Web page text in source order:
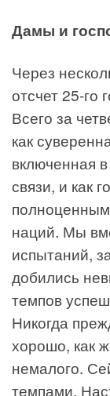
Дамы и
Через
отсчет 25-го
Всего за
как
включенная
связи, и как
наций. Мы
испытаний,
добились
темпов
Никогда
хорошо, как
немалого.
темпами.